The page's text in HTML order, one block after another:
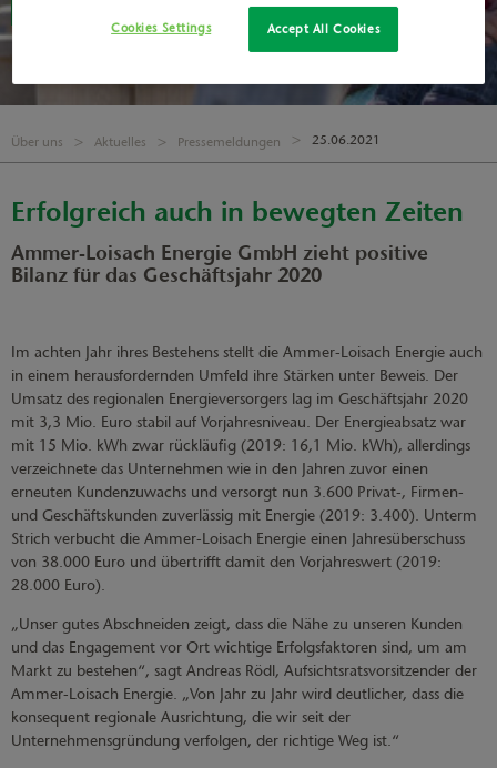
Über uns Aktuelles Pressemeldungen 25.06.2021
Erfolgreich auch in bewegten Zeiten
Ammer-Loisach Energie GmbH zieht positive
Bilanz für das Geschäftsjahr 2020
Im achten Jahr ihres Bestehens stellt die Ammer-Loisach Energie auch
in einem herausfordernden Umfeld ihre Stärken unter Beweis. Der
Umsatz des regionalen Energieversorgers lag im Geschäftsjahr 2020
mit 3,3 Mio. Euro stabil auf Vorjahresniveau. Der Energieabsatz war
mit 15 Mio. kWh zwar rückläufig (2019: 16,1 Mio. kWh), allerdings
verzeichnete das Unternehmen wie in den Jahren zuvor einen
erneuten Kundenzuwachs und versorgt nun 3.600 Privat-, Firmen-
und Geschäftskunden zuverlässig mit Energie (2019: 3.400). Unterm
Strich verbucht die Ammer-Loisach Energie einen Jahresüberschuss
von 38.000 Euro und übertrifft damit den Vorjahreswert (2019:
28.000 Euro).
„Unser gutes Abschneiden zeigt, dass die Nähe zu unseren Kunden
und das Engagement vor Ort wichtige Erfolgsfaktoren sind, um am
Markt zu bestehen“, sagt Andreas Rödl, Aufsichtsratsvorsitzender der
Ammer-Loisach Energie. „Von Jahr zu Jahr wird deutlicher, dass die
konsequent regionale Ausrichtung, die wir seit der
Unternehmensgründung verfolgen, der richtige Weg ist.“
Cookies Settings Accept All Cookies